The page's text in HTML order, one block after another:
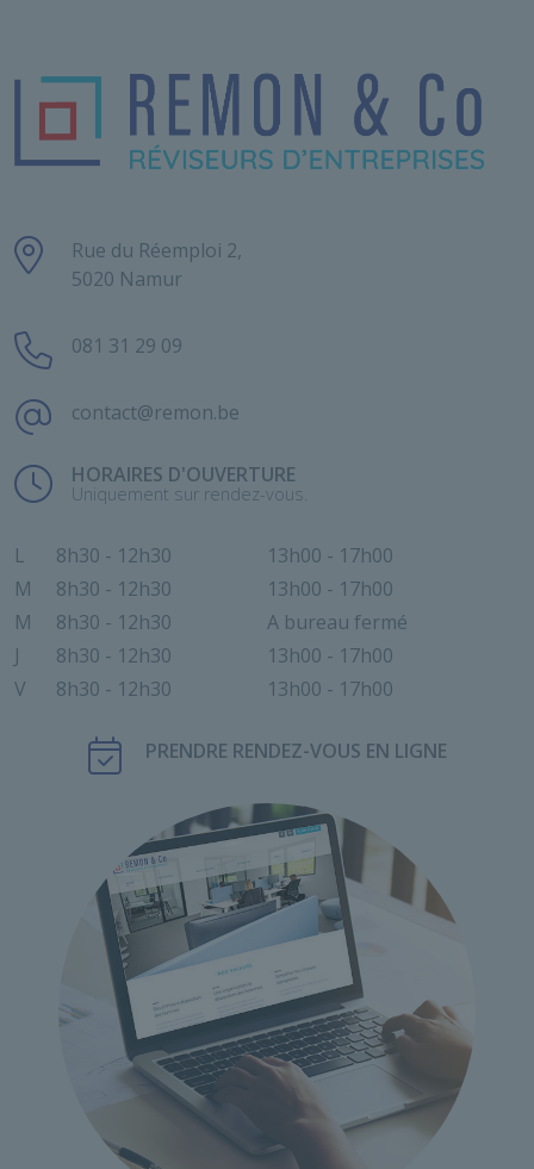
Rue du Réemploi 2,
5020 Namur
081 31 29 09
contact@remon.be
HORAIRES D'OUVERTURE
Uniquement sur rendez-vous.
L
M
M
J
V
8h30 - 12h30
8h30 - 12h30
8h30 - 12h30
8h30 - 12h30
8h30 - 12h30
13h00 - 17h00
13h00 - 17h00
A bureau fermé
13h00 - 17h00
13h00 - 17h00
PRENDRE RENDEZ-VOUS EN LIGNE